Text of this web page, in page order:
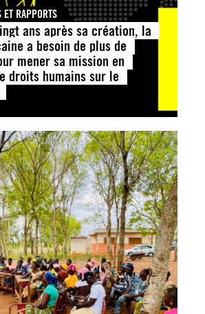
ET RAPPORTS
ans après sa création, la
a besoin de plus de
mener sa mission en
droits humains sur le